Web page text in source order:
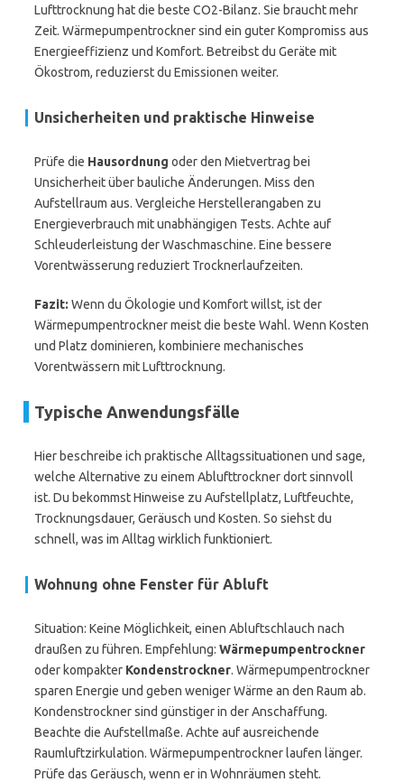
Lufttrocknung hat die beste CO2-Bilanz. Sie braucht mehr
Zeit. Wärmepumpentrockner sind ein guter Kompromiss aus
Energieeffizienz und Komfort. Betreibst du Geräte mit
Ökostrom, reduzierst du Emissionen weiter.
Unsicherheiten und praktische Hinweise
Prüfe die Hausordnung oder den Mietvertrag bei
Unsicherheit über bauliche Änderungen. Miss den
Aufstellraum aus. Vergleiche Herstellerangaben zu
Energieverbrauch mit unabhängigen Tests. Achte auf
Schleuderleistung der Waschmaschine. Eine bessere
Vorentwässerung reduziert Trocknerlaufzeiten.
Fazit: Wenn du Ökologie und Komfort willst, ist der
Wärmepumpentrockner meist die beste Wahl. Wenn Kosten
und Platz dominieren, kombiniere mechanisches
Vorentwässern mit Lufttrocknung.
Typische Anwendungsfälle
Hier beschreibe ich praktische Alltagssituationen und sage,
welche Alternative zu einem Ablufttrockner dort sinnvoll
ist. Du bekommst Hinweise zu Aufstellplatz, Luftfeuchte,
Trocknungsdauer, Geräusch und Kosten. So siehst du
schnell, was im Alltag wirklich funktioniert.
Wohnung ohne Fenster für Abluft
Situation: Keine Möglichkeit, einen Abluftschlauch nach
draußen zu führen. Empfehlung: Wärmepumpentrockner
oder kompakter Kondenstrockner. Wärmepumpentrockner
sparen Energie und geben weniger Wärme an den Raum ab.
Kondenstrockner sind günstiger in der Anschaffung.
Beachte die Aufstellmaße. Achte auf ausreichende
Raumluftzirkulation. Wärmepumpentrockner laufen länger.
Prüfe das Geräusch, wenn er in Wohnräumen steht.